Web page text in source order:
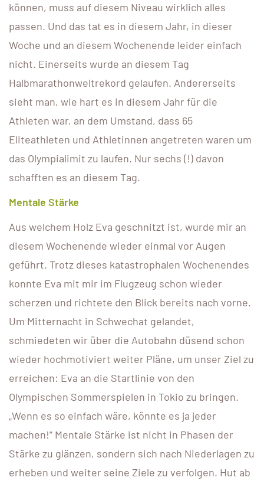
können, muss auf diesem Niveau wirklich alles
passen. Und das tat es in diesem Jahr, in dieser
Woche und an diesem Wochenende leider einfach
nicht. Einerseits wurde an diesem Tag
Halbmarathonweltrekord gelaufen. Andererseits
sieht man, wie hart es in diesem Jahr für die
Athleten war, an dem Umstand, dass 65
Eliteathleten und Athletinnen angetreten waren um
das Olympialimit zu laufen. Nur sechs (!) davon
schafften es an diesem Tag.
Mentale Stärke
Aus welchem Holz Eva geschnitzt ist, wurde mir an
diesem Wochenende wieder einmal vor Augen
geführt. Trotz dieses katastrophalen Wochenendes
konnte Eva mit mir im Flugzeug schon wieder
scherzen und richtete den Blick bereits nach vorne.
Um Mitternacht in Schwechat gelandet,
schmiedeten wir über die Autobahn düsend schon
wieder hochmotiviert weiter Pläne, um unser Ziel zu
erreichen: Eva an die Startlinie von den
Olympischen Sommerspielen in Tokio zu bringen.
„Wenn es so einfach wäre, könnte es ja jeder
machen!“ Mentale Stärke ist nicht in Phasen der
Stärke zu glänzen, sondern sich nach Niederlagen zu
erheben und weiter seine Ziele zu verfolgen. Hut ab